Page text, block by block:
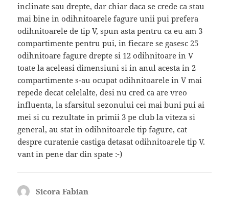
inclinate sau drepte, dar chiar daca se crede ca stau
mai bine in odihnitoarele fagure unii pui prefera
odihnitoarele de tip V, spun asta pentru ca eu am 3
compartimente pentru pui, in fiecare se gasesc 25
odihnitoare fagure drepte si 12 odihnitoare in V
toate la aceleasi dimensiuni si in anul acesta in 2
compartimente s-au ocupat odihnitoarele in V mai
repede decat celelalte, desi nu cred ca are vreo
influenta, la sfarsitul sezonului cei mai buni pui ai
mei si cu rezultate in primii 3 pe club la viteza si
general, au stat in odihnitoarele tip fagure, cat
despre curatenie castiga detasat odihnitoarele tip V.
vant in pene dar din spate :-)
Sicora Fabian